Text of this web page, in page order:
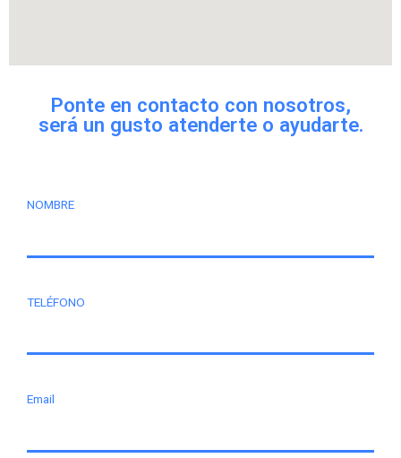
Ponte en contacto con nosotros,
será un gusto atenderte o ayudarte.
NOMBRE
TELÉFONO
Email